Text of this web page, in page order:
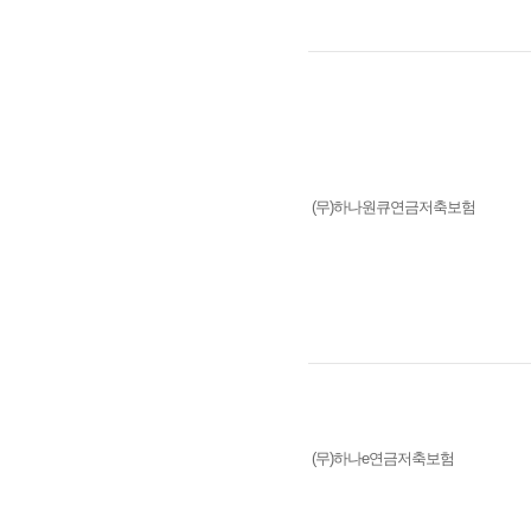
(무)하나원큐연금저축보험
(무)하나e연금저축보험